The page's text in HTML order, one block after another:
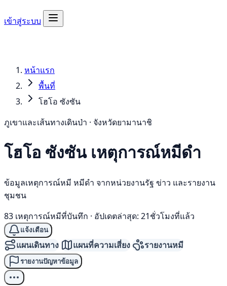
เข้าสู่ระบบ
หน้าแรก
พื้นที่
โฮโอ ซังซัน
ภูเขาและเส้นทางเดินป่า · จังหวัดยามานาชิ
โฮโอ ซังซัน เหตุการณ์หมีดำ
ข้อมูลเหตุการณ์หมี หมีดำ จากหน่วยงานรัฐ ข่าว และรายงาน
ชุมชน
83 เหตุการณ์หมีที่บันทึก · อัปเดตล่าสุด: 21ชั่วโมงที่แล้ว
แจ้งเตือน
แผนเดินทาง แผนที่ความเสี่ยง รายงานหมี
รายงานปัญหาข้อมูล